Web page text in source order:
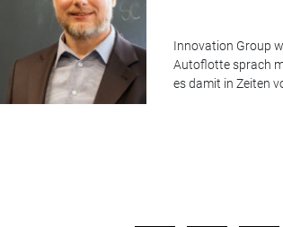
Innovation Group
Autoflotte sprach
es damit in Zeiten